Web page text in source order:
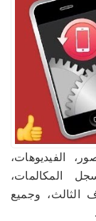
الفيديوهات،
المكالمات،
الثالث، وجميع